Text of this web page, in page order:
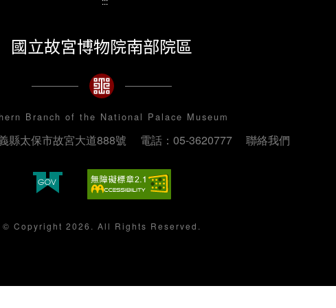
國立故宮博物院南部院區
Branch of the National Palace Museum
縣太保市故宮大道888號 電話：05-3620777 聯絡我們
© Copyright 2026. All Rights Reserved.